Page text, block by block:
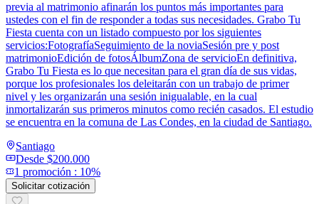
previa al matrimonio afinarán los puntos más importantes para
ustedes con el fin de responder a todas sus necesidades. Grabo Tu
Fiesta cuenta con un listado compuesto por los siguientes
servicios:FotografíaSeguimiento de la noviaSesión pre y post
matrimonioEdición de fotosÁlbumZona de servicioEn definitiva,
Grabo Tu Fiesta es lo que necesitan para el gran día de sus vidas,
porque los profesionales los deleitarán con un trabajo de primer
nivel y les organizarán una sesión inigualable, en la cual
inmortalizarán sus primeros minutos como recién casados. El estudio
se encuentra en la comuna de Las Condes, en la ciudad de Santiago.
Santiago
Desde $200.000
1 promoción : 10%
Solicitar cotización